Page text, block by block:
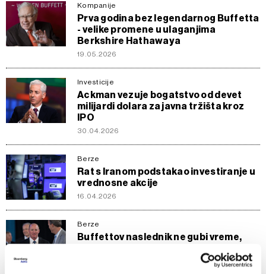
Kompanije
Prva godina bez legendarnog Buffetta
- velike promene u ulaganjima
Berkshire Hathawaya
19.05.2026
Investicije
Ackman vezuje bogatstvo od devet
milijardi dolara za javna tržišta kroz
IPO
30.04.2026
Berze
Rat s Iranom podstakao investiranje u
vrednosne akcije
16.04.2026
Berze
Buffettov naslednik ne gubi vreme,